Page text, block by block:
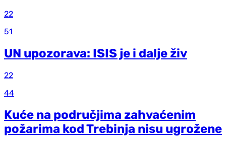
22
51
UN upozorava: ISIS je i dalje živ
22
44
Kuće na područjima zahvaćenim
požarima kod Trebinja nisu ugrožene